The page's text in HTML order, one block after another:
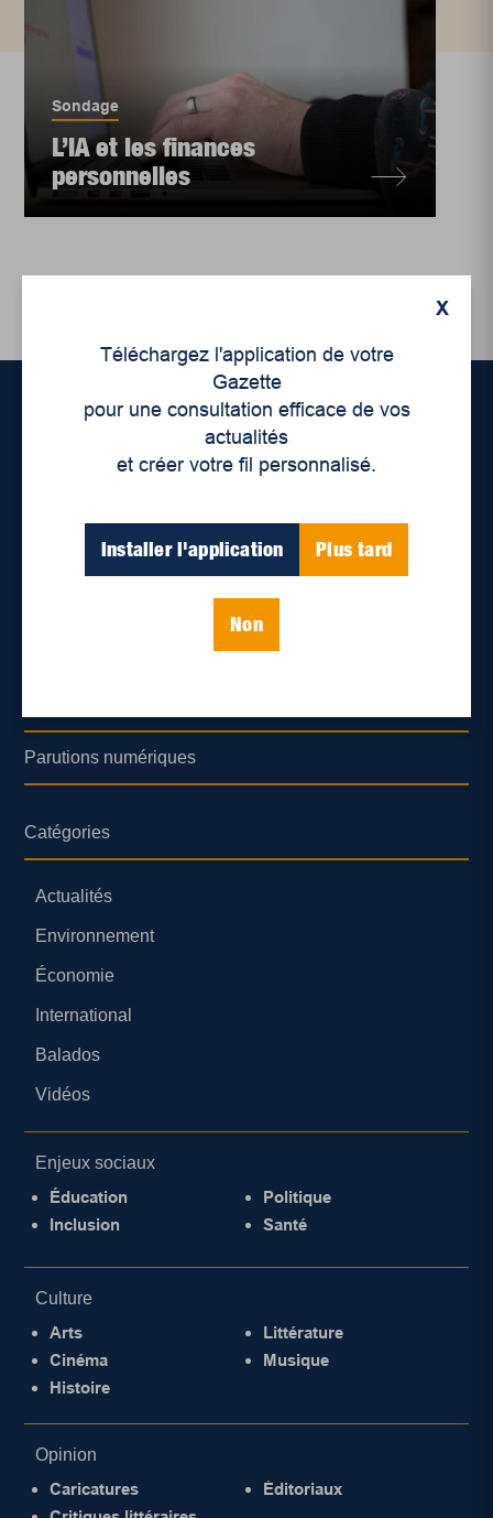
Sondage
L’IA et les finances
personnelles
X
Téléchargez l'application de votre
Gazette
pour une consultation efficace de vos
actualités
et créer votre fil personnalisé.
Installer l'application Plus tard
Non
Déontologie et confidentialité
Parutions numériques
Catégories
Actualités
Environnement
Économie
International
Balados
Vidéos
Enjeux sociaux
Éducation
Inclusion
Politique
Santé
Culture
Arts
Cinéma
Histoire
Littérature
Musique
Opinion
Caricatures
Éditoriaux